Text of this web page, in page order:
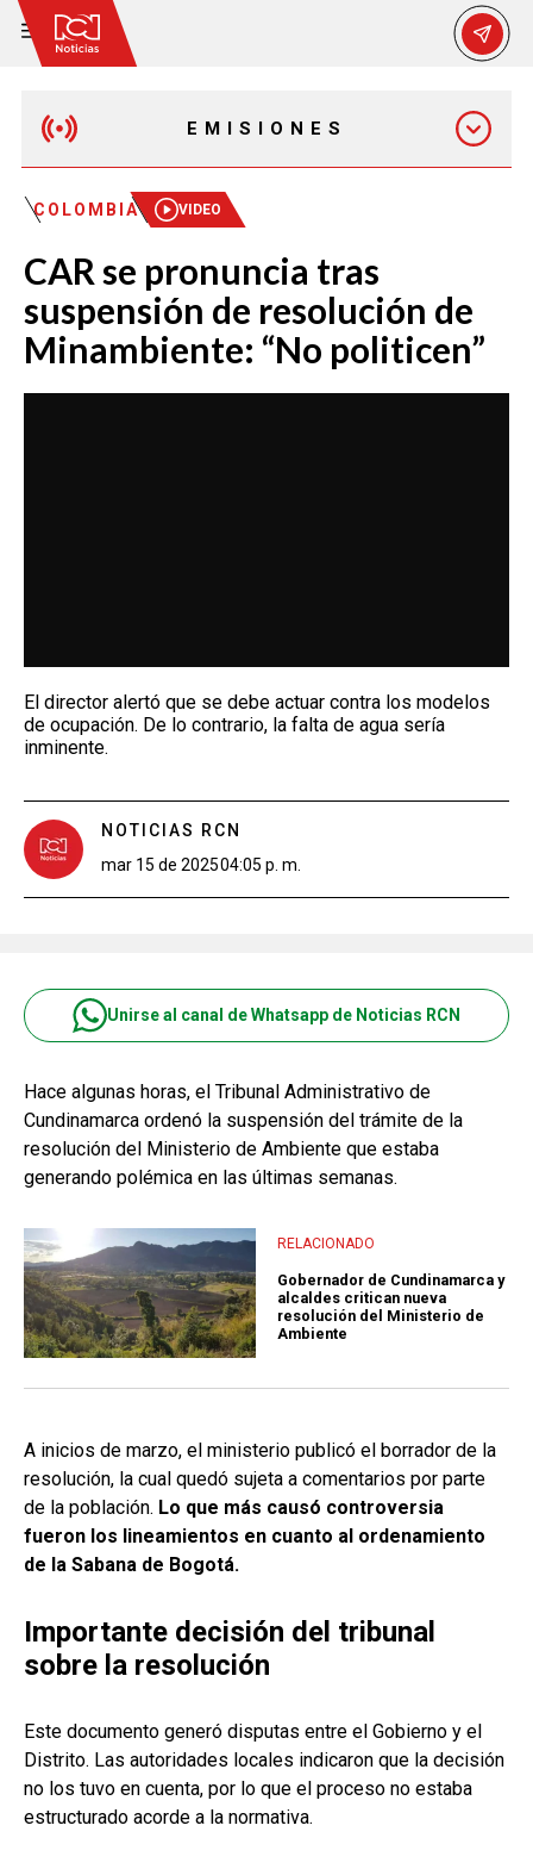
EMISIONES
EMISIÓN 12:30 PM
EMISIÓN 7:00 PM
COLOMBIA VIDEO
CAR se pronuncia tras
suspensión de resolución de
Minambiente: “No politicen”
El director alertó que se debe actuar contra los modelos
de ocupación. De lo contrario, la falta de agua sería
inminente.
NOTICIAS RCN
mar 15 de 202504:05 p. m.
Unirse al canal de Whatsapp de Noticias RCN
Hace algunas horas, el Tribunal Administrativo de
Cundinamarca ordenó la suspensión del trámite de la
resolución del Ministerio de Ambiente que estaba
generando polémica en las últimas semanas.
RELACIONADO
Gobernador de Cundinamarca y
alcaldes critican nueva
resolución del Ministerio de
Ambiente
A inicios de marzo, el ministerio publicó el borrador de la
resolución, la cual quedó sujeta a comentarios por parte
de la población. Lo que más causó controversia
fueron los lineamientos en cuanto al ordenamiento
de la Sabana de Bogotá.
Importante decisión del tribunal
sobre la resolución
Este documento generó disputas entre el Gobierno y el
Distrito. Las autoridades locales indicaron que la decisión
no los tuvo en cuenta, por lo que el proceso no estaba
estructurado acorde a la normativa.